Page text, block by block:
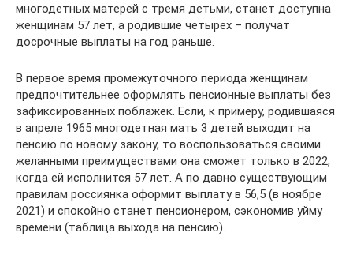
многодетных матерей с тремя детьми, станет доступна
женщинам 57 лет, а родившие четырех – получат
досрочные выплаты на год раньше.
В первое время промежуточного периода женщинам
предпочтительнее оформлять пенсионные выплаты без
зафиксированных поблажек. Если, к примеру, родившаяся
в апреле 1965 многодетная мать 3 детей выходит на
пенсию по новому закону, то воспользоваться своими
желанными преимуществами она сможет только в 2022,
когда ей исполнится 57 лет. А по давно существующим
правилам россиянка оформит выплату в 56,5 (в ноябре
2021) и спокойно станет пенсионером, сэкономив уйму
времени (таблица выхода на пенсию).